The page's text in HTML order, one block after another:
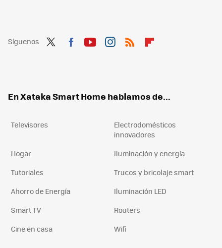
Síguenos
En Xataka Smart Home hablamos de...
Televisores
Electrodomésticos
innovadores
Hogar
Iluminación y energía
Tutoriales
Trucos y bricolaje smart
Ahorro de Energía
Iluminación LED
Smart TV
Routers
Cine en casa
Wifi